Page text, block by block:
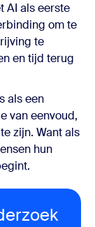
AI als eerste
om te
te
en tijd terug
als een
van eenvoud,
zijn. Want als
hun